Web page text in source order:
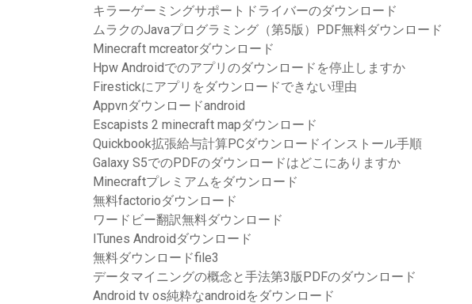
キラーゲーミングサポートドライバーのダウンロード
ムラクのJavaプログラミング（第5版）PDF無料ダウンロード
Minecraft mcreatorダウンロード
Hpw Androidでのアプリのダウンロードを停止しますか
Firestickにアプリをダウンロードできない理由
Appvnダウンロードandroid
Escapists 2 minecraft mapダウンロード
Quickbook拡張給与計算PCダウンロードインストール手順
Galaxy S5でのPDFのダウンロードはどこにありますか
Minecraftプレミアムをダウンロード
無料factorioダウンロード
ワードビー翻訳無料ダウンロード
ITunes Androidダウンロード
無料ダウンロードfile3
データマイニングの概念と手法第3版PDFのダウンロード
Android tv os純粋なandroidをダウンロード